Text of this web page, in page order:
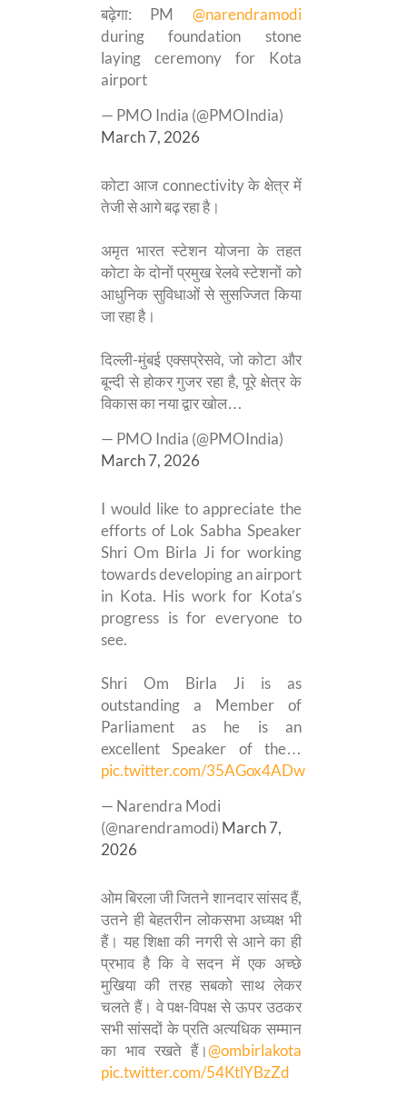
बढ़ेगा: PM @narendramodi
during foundation stone
laying ceremony for Kota
airport
— PMO India (@PMOIndia)
March 7, 2026
कोटा आज connectivity के क्षेत्र में
तेजी से आगे बढ़ रहा है।
अमृत भारत स्टेशन योजना के तहत
कोटा के दोनों प्रमुख रेलवे स्टेशनों को
आधुनिक सुविधाओं से सुसज्जित किया
जा रहा है।
दिल्ली-मुंबई एक्सप्रेसवे, जो कोटा और
बून्दी से होकर गुजर रहा है, पूरे क्षेत्र के
विकास का नया द्वार खोल…
— PMO India (@PMOIndia)
March 7, 2026
I would like to appreciate the
efforts of Lok Sabha Speaker
Shri Om Birla Ji for working
towards developing an airport
in Kota. His work for Kota’s
progress is for everyone to
see.
Shri Om Birla Ji is as
outstanding a Member of
Parliament as he is an
excellent Speaker of the…
pic.twitter.com/35AGox4ADw
— Narendra Modi
(@narendramodi) March 7,
2026
ओम बिरला जी जितने शानदार सांसद हैं,
उतने ही बेहतरीन लोकसभा अध्यक्ष भी
हैं। यह शिक्षा की नगरी से आने का ही
प्रभाव है कि वे सदन में एक अच्छे
मुखिया की तरह सबको साथ लेकर
चलते हैं। वे पक्ष-विपक्ष से ऊपर उठकर
सभी सांसदों के प्रति अत्यधिक सम्मान
का भाव रखते हैं।@ombirlakota
pic.twitter.com/54KtlYBzZd